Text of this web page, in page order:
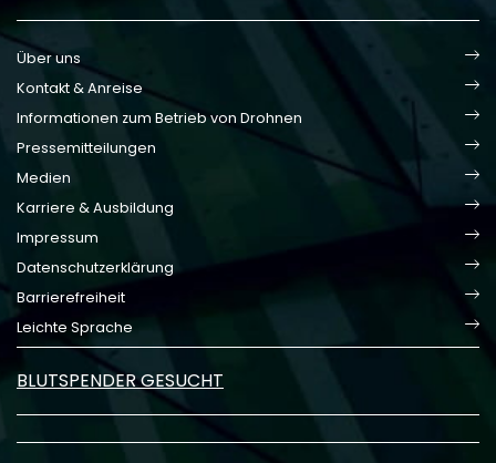
Über uns
Kontakt & Anreise
Informationen zum Betrieb von Drohnen
Pressemitteilungen
Medien
Karriere & Ausbildung
Impressum
Datenschutzerklärung
Barrierefreiheit
Leichte Sprache
BLUTSPENDER GESUCHT